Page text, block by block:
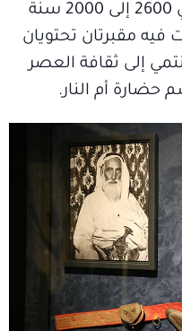
ويعود تاريخه إلى حوالي 2600 إلى 2000 سنة
فيه مقبرتان تحتويان
إلى ثقافة العصر
حضارة أم النار.